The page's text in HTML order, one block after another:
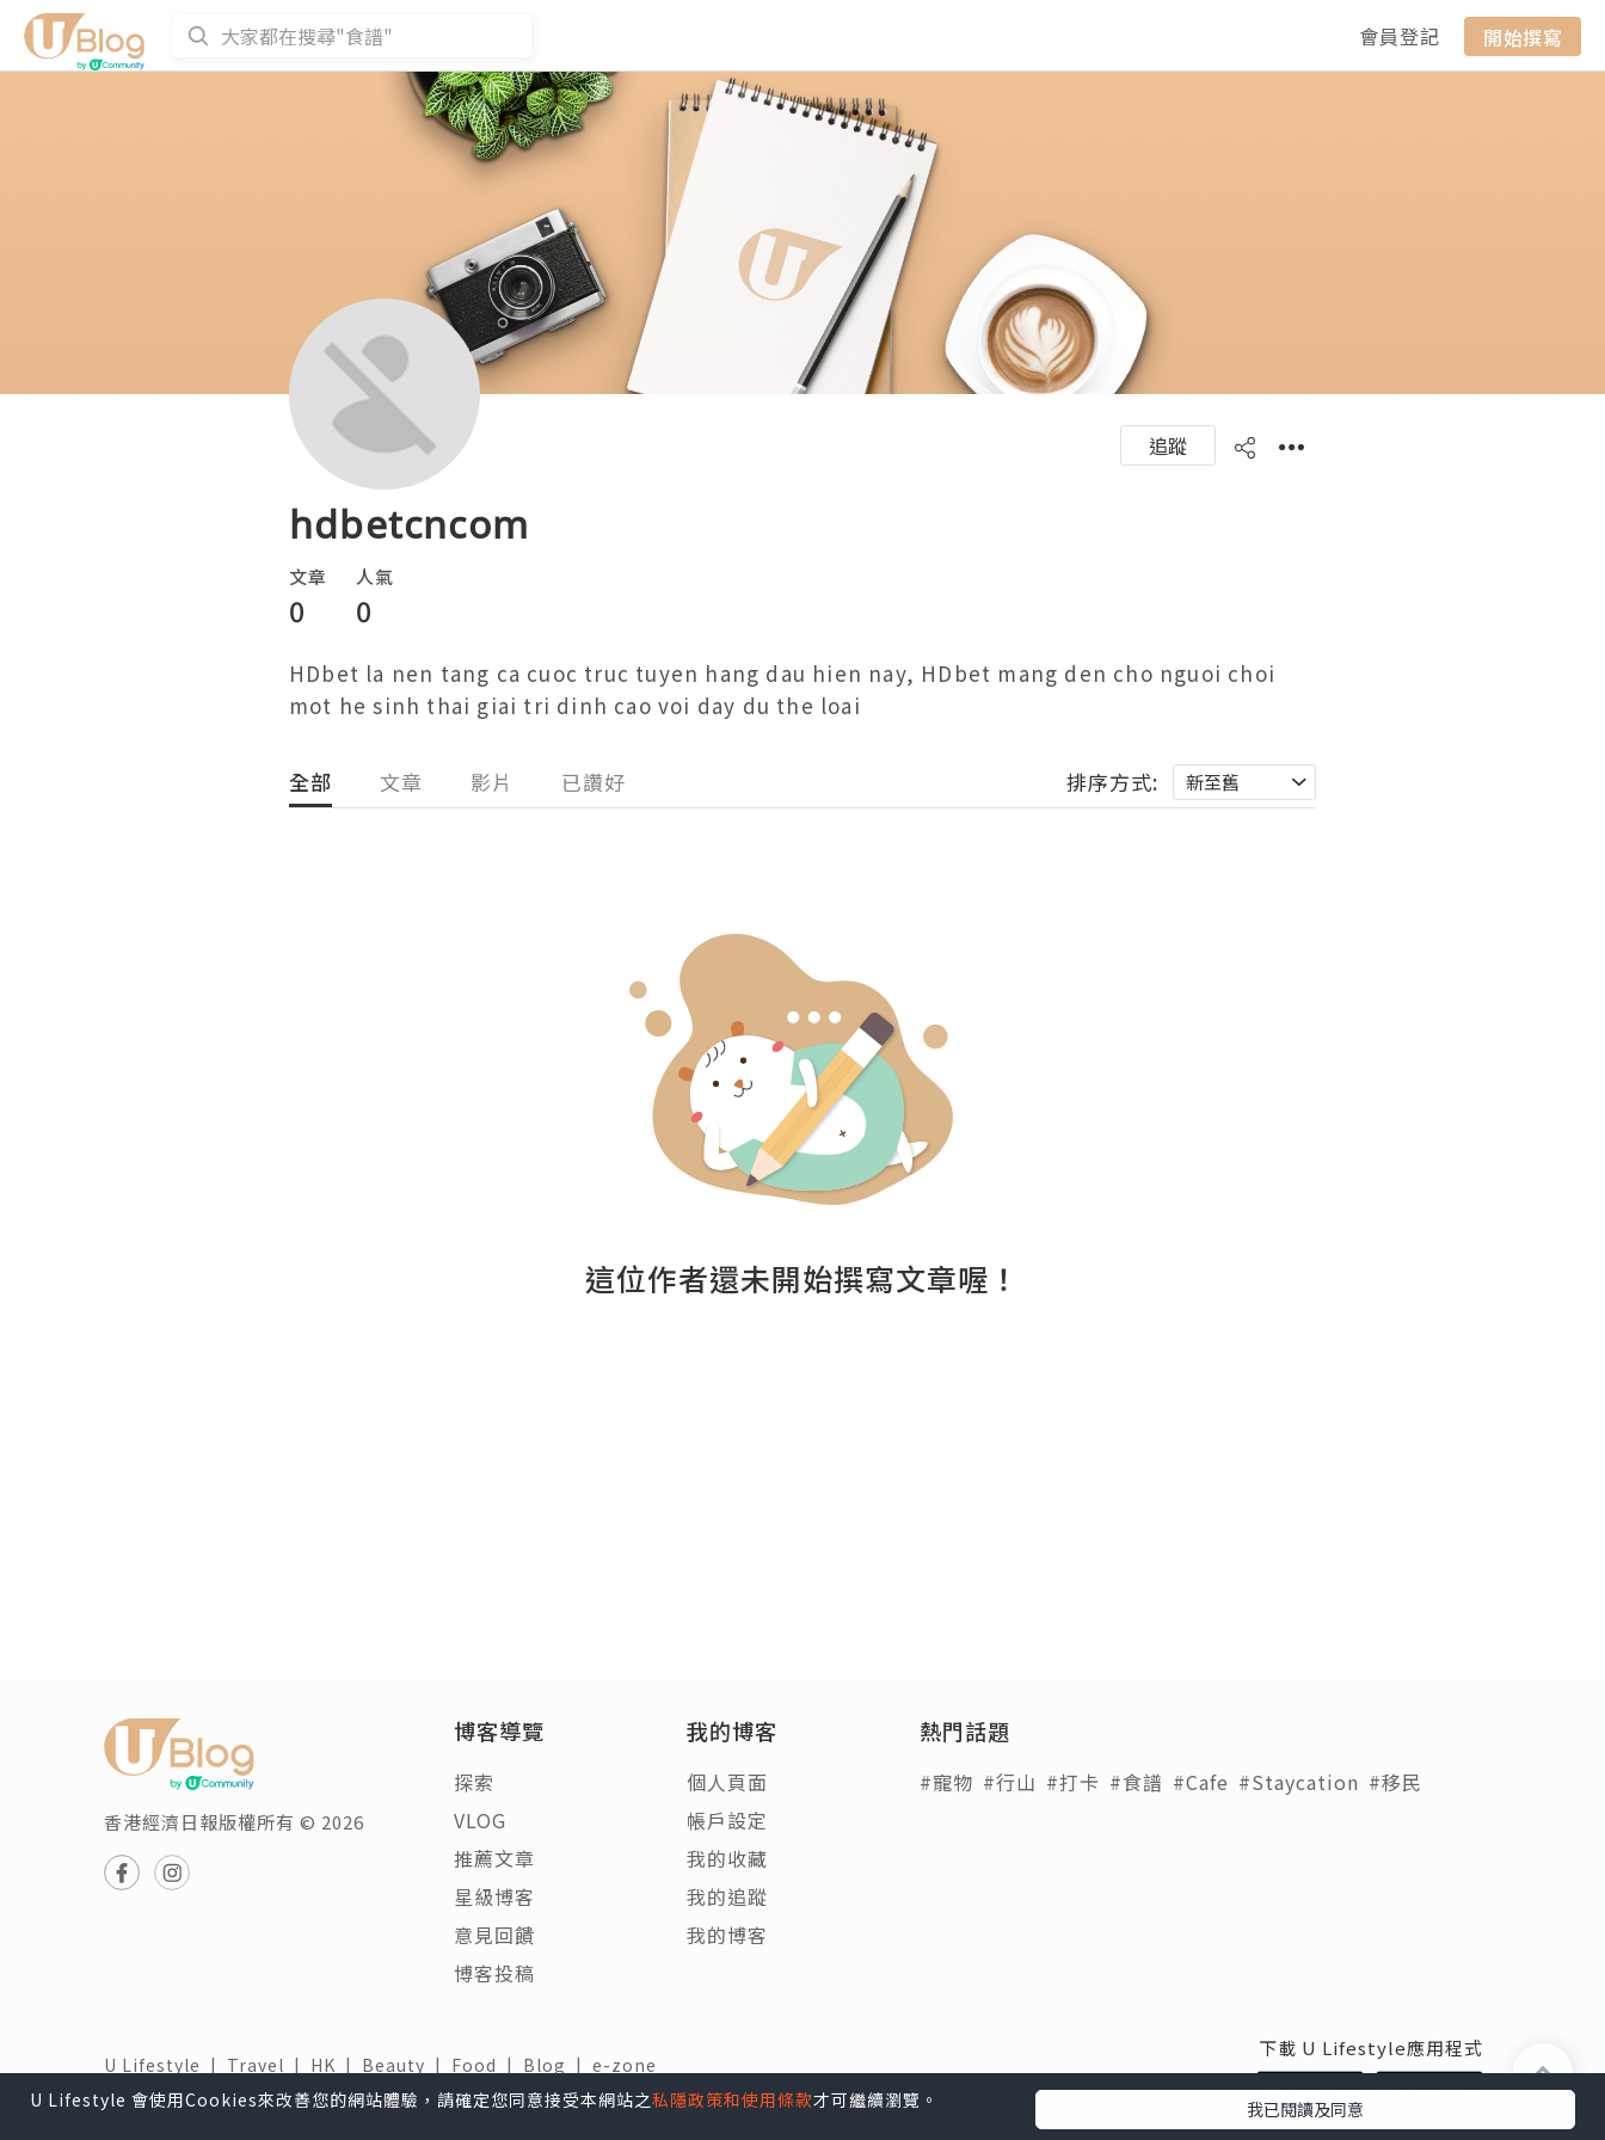
會員登記 開始撰寫
追蹤
hdbetcncom
文章
0
人氣
0
HDbet la nen tang ca cuoc truc tuyen hang dau hien nay, HDbet mang den cho nguoi choi
mot he sinh thai giai tri dinh cao voi day du the loai
全部 文章 影片 已讚好 排序方式:
這位作者還未開始撰寫文章喔！
香港經濟日報版權所有 © 2026
博客導覽
探索
VLOG
推薦文章
星級博客
意見回饋
博客投稿
我的博客
個人頁面
帳戶設定
我的收藏
我的追蹤
我的博客
熱門話題
#寵物 #行山 #打卡 #食譜 #Cafe #Staycation #移民
U Lifestyle | Travel | HK | Beauty | Food | Blog | e-zone
關於我們 |免責聲明 |使用條款 |私隱政策 |招聘人才 |聯絡我們
下載 U Lifestyle應用程式
U Lifestyle 會使用Cookies來改善您的網站體驗，請確定您同意接受本網站之私隱政策和使用條款才可繼續瀏覽。 我已閱讀及同意